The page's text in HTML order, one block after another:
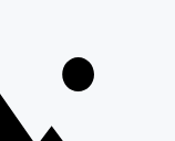
gâteaux, aides à
réalisations les
se trouve sur